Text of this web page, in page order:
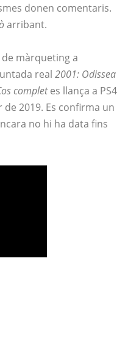
donen comentaris.
arribant.
màrqueting a
real 2001: Odissea
completes llança a PS4
de 2019. Es confirma un
no hi ha data fins